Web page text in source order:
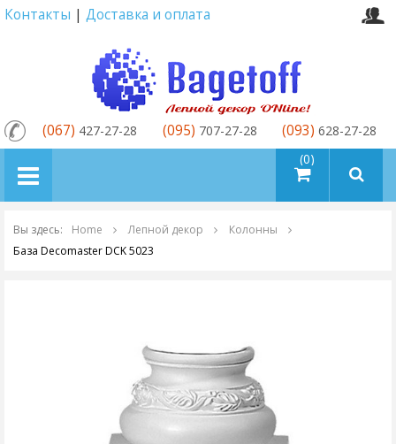
Контакты | Доставка и оплата
товаров (0)
(067) 427-27-28 (095) 707-27-28 (093) 628-27-28
Вы здесь: Home Лепной декор
Колонны
База Decomaster DCK 5023